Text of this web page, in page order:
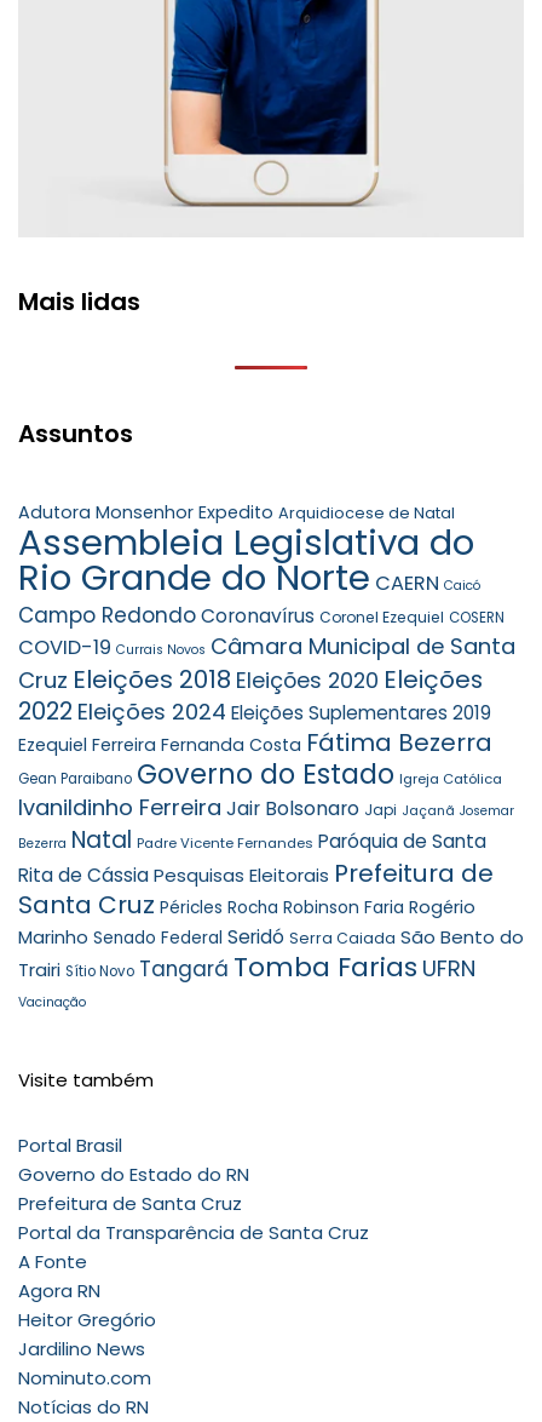
Mais lidas
Assuntos
Adutora Monsenhor Expedito Arquidiocese de Natal
Assembleia Legislativa do
Rio Grande do Norte CAERN Caicó
Campo RedondoCoronavírus Coronel Ezequiel COSERN
COVID-19 Currais Novos Câmara Municipal de Santa
Cruz Eleições 2018 Eleições 2020 Eleições
2022 Eleições 2024 Eleições Suplementares 2019
Ezequiel Ferreira Fernanda Costa Fátima Bezerra
Gean Paraibano Governo do Estado Igreja Católica
Ivanildinho Ferreira Jair Bolsonaro Japi Jaçanã Josemar
Bezerra Natal Padre Vicente Fernandes Paróquia de Santa
Rita de CássiaPesquisas Eleitorais Prefeitura de
Santa Cruz Péricles Rocha Robinson Faria Rogério
Marinho Senado Federal Seridó Serra Caiada São Bento do
Trairi Sítio Novo Tangará Tomba Farias UFRN
Vacinação
Visite também
Portal Brasil
Governo do Estado do RN
Prefeitura de Santa Cruz
Portal da Transparência de Santa Cruz
A Fonte
Agora RN
Heitor Gregório
Jardilino News
Nominuto.com
Notícias do RN